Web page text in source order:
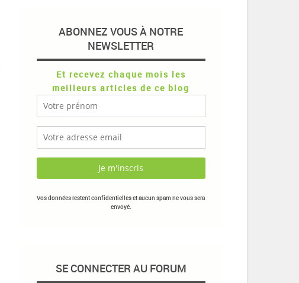
ABONNEZ VOUS À NOTRE
NEWSLETTER
Et recevez chaque mois les
meilleurs articles de ce blog
Vos données restent confidentielles et aucun spam ne vous sera
envoyé.
SE CONNECTER AU FORUM